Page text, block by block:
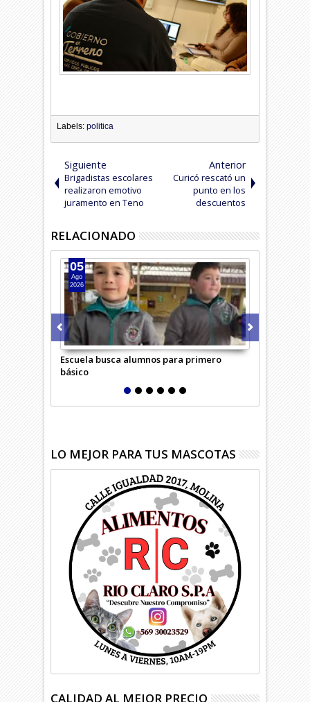
Labels:politica
Siguiente
Brigadistas escolares
realizaron emotivo
juramento en Teno
Anterior
Curicó rescató un
punto en los
descuentos
RELACIONADO
Escuela busca alumnos para primero
básico
05
Ago
2026
LO MEJOR PARA TUS MASCOTAS
CALIDAD AL MEJOR PRECIO